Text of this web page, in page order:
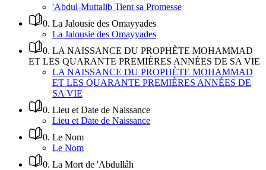
'Abdul-Muttalib Tient sa Promesse
0. La Jalousie des Omayyades
La Jalousie des Omayyades
0. LA NAISSANCE DU PROPHÈTE MOHAMMAD
ET LES QUARANTE PREMIÈRES ANNÉES DE SA VIE
LA NAISSANCE DU PROPHÈTE MOHAMMAD
ET LES QUARANTE PREMIÈRES ANNÉES DE
SA VIE
0. Lieu et Date de Naissance
Lieu et Date de Naissance
0. Le Nom
Le Nom
0. La Mort de 'Abdullâh